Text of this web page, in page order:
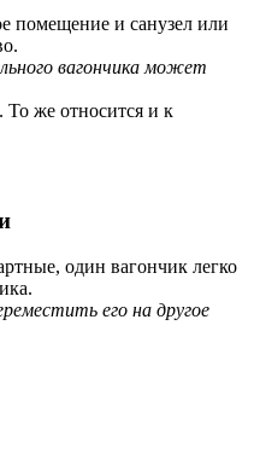
помещение и санузел или
вагончика может
То же относится и к
один вагончик легко
его на другое